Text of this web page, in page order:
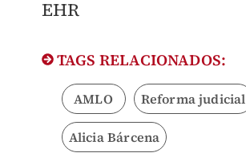
EHR
TAGS RELACIONADOS:
AMLO Reforma judicial
Alicia Bárcena